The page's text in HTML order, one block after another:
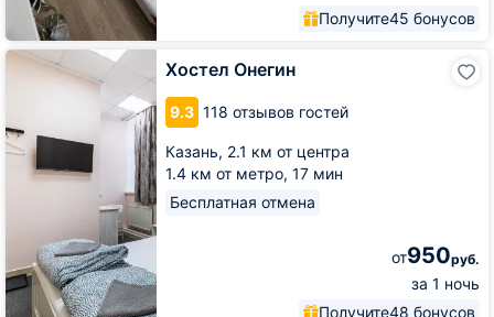
Получите45 бонусов
Хостел Онегин
9.3 118 отзывов гостей
Казань, 2.1 км от центра
1.4 км от метро, 17 мин
Бесплатная отмена
от950руб.
за 1 ночь
Получите48 бонусов
Хостел
Онегин